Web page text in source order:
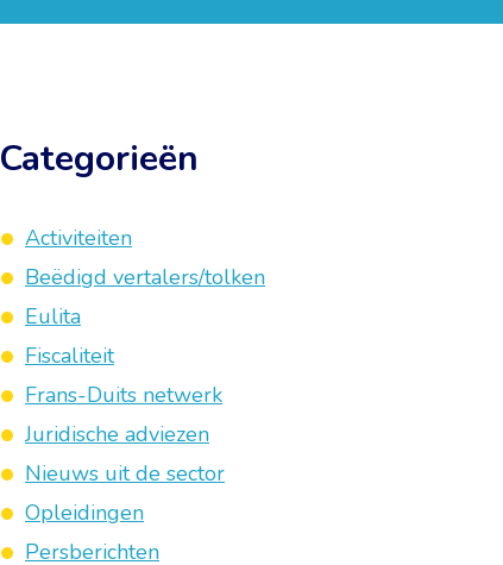
Categorieën
Activiteiten
Beëdigd vertalers/tolken
Eulita
Fiscaliteit
Frans-Duits netwerk
Juridische adviezen
Nieuws uit de sector
Opleidingen
Persberichten